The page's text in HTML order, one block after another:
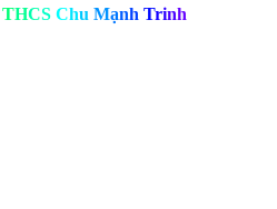
THCS Chu Mạnh Trinh